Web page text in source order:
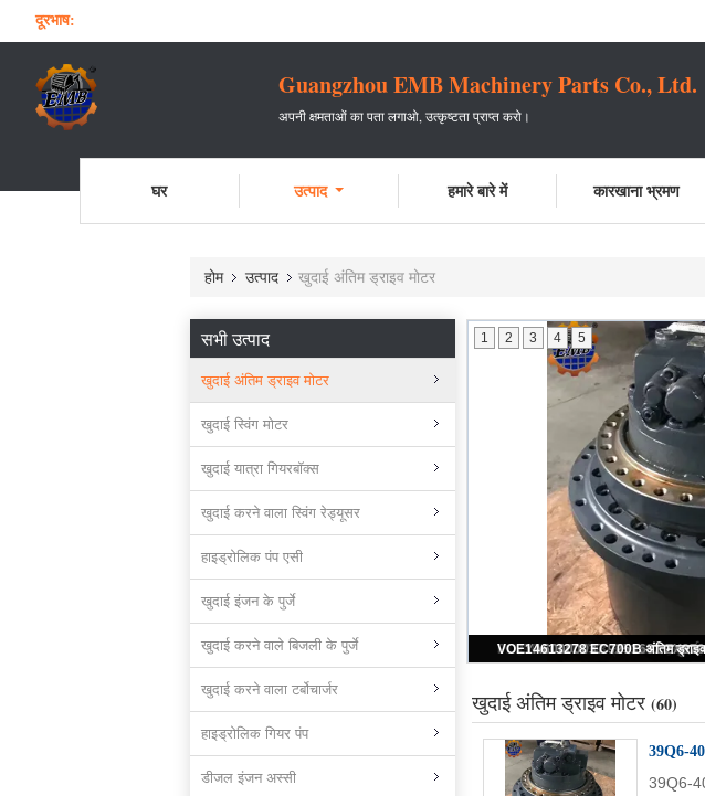
दूरभाष:
Guangzhou EMB Machinery Parts Co., Ltd.
अपनी क्षमताओं का पता लगाओ, उत्कृष्टता प्राप्त करो।
घर उत्पाद हमारे बारे में कारखाना भ्रमण
होम उत्पाद खुदाई अंतिम ड्राइव मोटर
सभी उत्पाद
खुदाई अंतिम ड्राइव मोटर
खुदाई स्विंग मोटर
खुदाई यात्रा गियरबॉक्स
खुदाई करने वाला स्विंग रेड्यूसर
हाइड्रोलिक पंप एसी
खुदाई इंजन के पुर्जे
खुदाई करने वाले बिजली के पुर्जे
खुदाई करने वाला टर्बोचार्जर
हाइड्रोलिक गियर पंप
डीजल इंजन अस्सी
1 2 3 4 5
खुदाई अंतिम ड्राइव मोटर (60)
39Q6-
39Q6-